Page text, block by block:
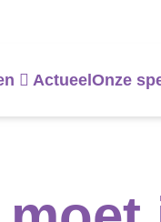
Actueel Onze